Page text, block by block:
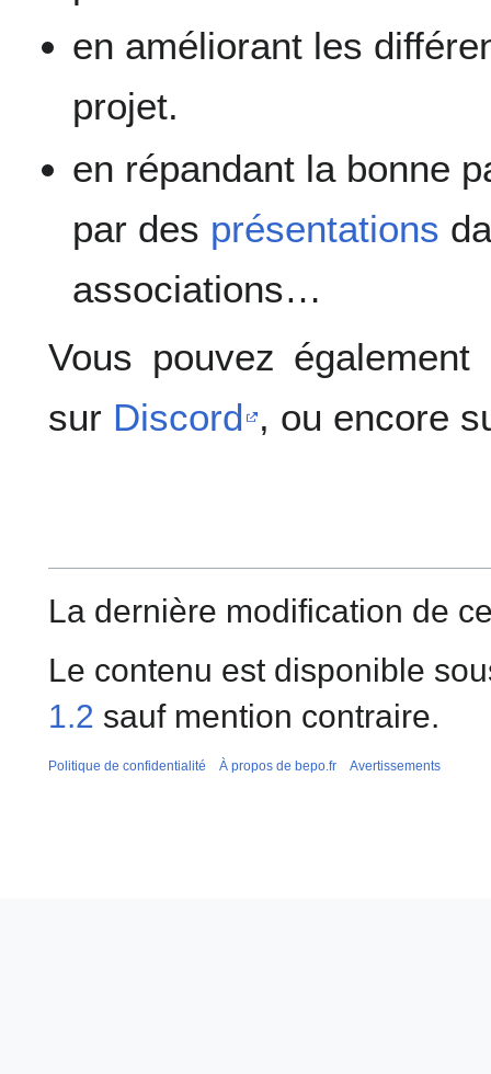
en améliorant les
projet.
en répandant la bonne
par des présentations
associations…
Vous pouvez
sur Discord , ou encore
La dernière modification de
Le contenu est disponible
1.2 sauf mention contraire.
Politique de confidentialité À propos de bepo.fr Avertissements